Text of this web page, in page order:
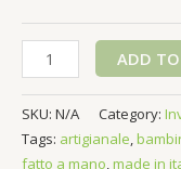
Coppola
In
Velluto
blu
quantity
ADD
SKU: N/A Category:
Tags: artigianale,
fatto a mano,made in